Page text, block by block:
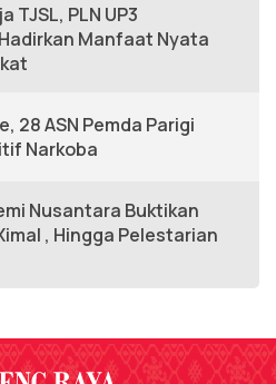
TJSL, PLN UP3
Manfaat Nyata
28 ASN Pemda Parigi
Narkoba
Nusantara Buktikan
, Hingga Pelestarian